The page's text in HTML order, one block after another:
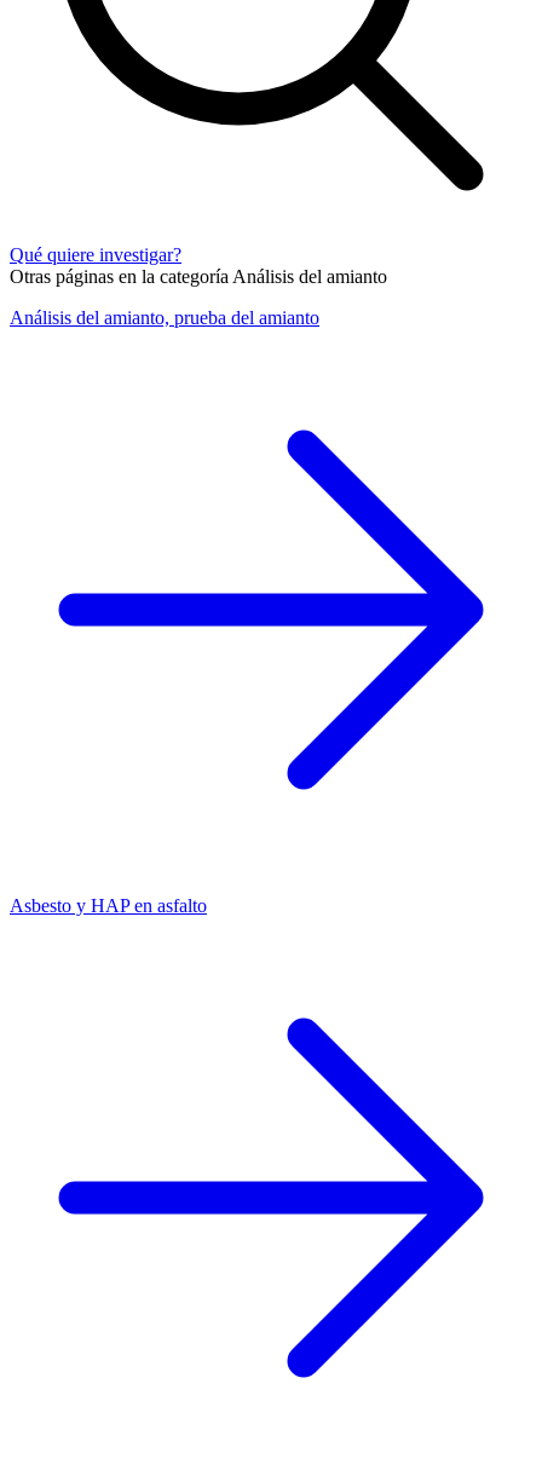
Qué quiere investigar?
Otras páginas en la categoría Análisis del amianto
Análisis del amianto, prueba del amianto
Asbesto y HAP en asfalto